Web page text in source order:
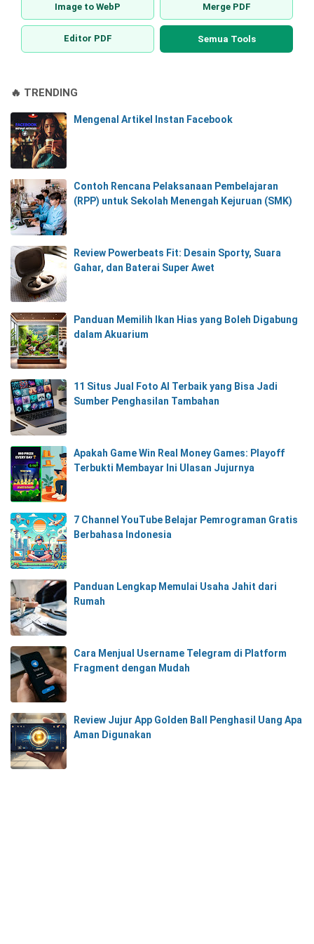
Image to WebP Merge PDF
Editor PDF Semua Tools
🔥 TRENDING
Mengenal Artikel Instan Facebook
Contoh Rencana Pelaksanaan Pembelajaran
(RPP) untuk Sekolah Menengah Kejuruan (SMK)
Review Powerbeats Fit: Desain Sporty, Suara
Gahar, dan Baterai Super Awet
Panduan Memilih Ikan Hias yang Boleh Digabung
dalam Akuarium
11 Situs Jual Foto AI Terbaik yang Bisa Jadi
Sumber Penghasilan Tambahan
Apakah Game Win Real Money Games: Playoff
Terbukti Membayar Ini Ulasan Jujurnya
7 Channel YouTube Belajar Pemrograman Gratis
Berbahasa Indonesia
Panduan Lengkap Memulai Usaha Jahit dari
Rumah
Cara Menjual Username Telegram di Platform
Fragment dengan Mudah
Review Jujur App Golden Ball Penghasil Uang Apa
Aman Digunakan